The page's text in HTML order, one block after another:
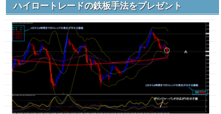
ハイロートレードの鉄板手法をプレゼント